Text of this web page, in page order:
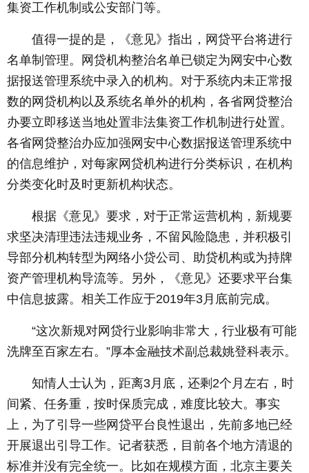
集资工作机制或公安部门等。
值得一提的是，《意见》指出，网贷平台将进行
名单制管理。网贷机构整治名单已锁定为网安中心数
据报送管理系统中录入的机构。对于系统内未正常报
数的网贷机构以及系统名单外的机构，各省网贷整治
办要立即移送当地处置非法集资工作机制进行处置。
各省网贷整治办应加强网安中心数据报送管理系统中
的信息维护，对每家网贷机构进行分类标识，在机构
分类变化时及时更新机构状态。
根据《意见》要求，对于正常运营机构，新规要
求坚决清理违法违规业务，不留风险隐患，并积极引
导部分机构转型为网络小贷公司、助贷机构或为持牌
资产管理机构导流等。另外，《意见》还要求平台集
中信息披露。相关工作应于2019年3月底前完成。
“这次新规对网贷行业影响非常大，行业极有可能
洗牌至百家左右。”厚本金融技术副总裁姚登科表示。
知情人士认为，距离3月底，还剩2个月左右，时
间紧、任务重，按时保质完成，难度比较大。事实
上，为了引导一些网贷平台良性退出，先前多地已经
开展退出引导工作。记者获悉，目前各个地方清退的
标准并没有完全统一。比如在规模方面，北京主要关